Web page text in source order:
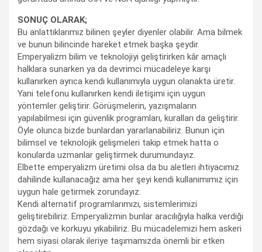
SONUÇ OLARAK;
Bu anlattıklarımız bilinen şeyler diyenler olabilir. Ama bilmek
ve bunun bilincinde hareket etmek başka şeydir.
Emperyalizm bilim ve teknolojiyi geliştirirken kâr amaçlı
halklara sunarken ya da devrimci mücadeleye karşı
kullanırken ayrıca kendi kullanımıyla uygun olanakta üretir.
Yani telefonu kullanırken kendi iletişimi için uygun
yöntemler geliştirir. Görüşmelerin, yazışmaların
yapılabilmesi için güvenlik programları, kuralları da geliştirir.
Öyle olunca bizde bunlardan yararlanabiliriz. Bunun için
bilimsel ve teknolojik gelişmeleri takip etmek hatta o
konularda uzmanlar geliştirmek durumundayız.
Elbette emperyalizm üretimi olsa da bu aletleri ihtiyacımız
dahilinde kullanacağız ama her şeyi kendi kullanımımız için
uygun hale getirmek zorundayız.
Kendi alternatif programlarımızı, sistemlerimizi
geliştirebiliriz. Emperyalizmin bunlar aracılığıyla halka verdiği
gözdağı ve korkuyu yıkabiliriz. Bu mücadelemizi hem askeri
hem siyasi olarak ileriye taşımamızda önemli bir etken